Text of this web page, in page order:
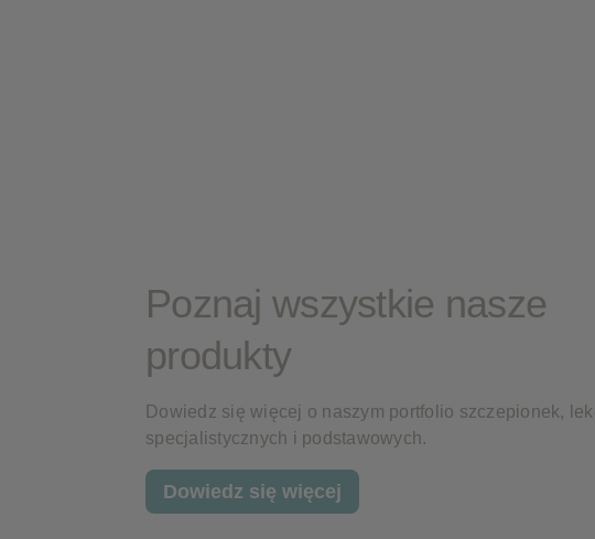
Poznaj wszystkie nasze
produkty
Dowiedz się więcej o naszym portfolio szczepionek,
specjalistycznych i podstawowych.
Dowiedz się więcej